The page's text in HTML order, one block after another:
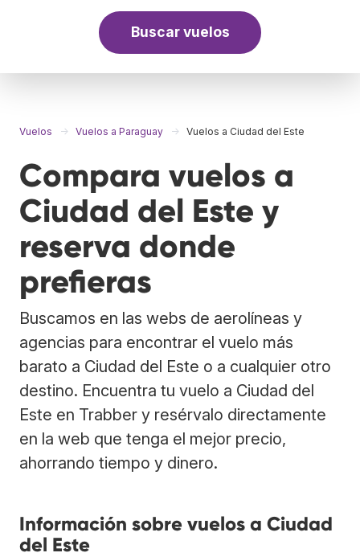
Buscar vuelos
Vuelos Vuelos a Paraguay Vuelos a Ciudad del Este
Compara vuelos a
Ciudad del Este y
reserva donde
prefieras
Buscamos en las webs de aerolíneas y
agencias para encontrar el vuelo más
barato a Ciudad del Este o a cualquier otro
destino. Encuentra tu vuelo a Ciudad del
Este en Trabber y resérvalo directamente
en la web que tenga el mejor precio,
ahorrando tiempo y dinero.
Información sobre vuelos a Ciudad
del Este